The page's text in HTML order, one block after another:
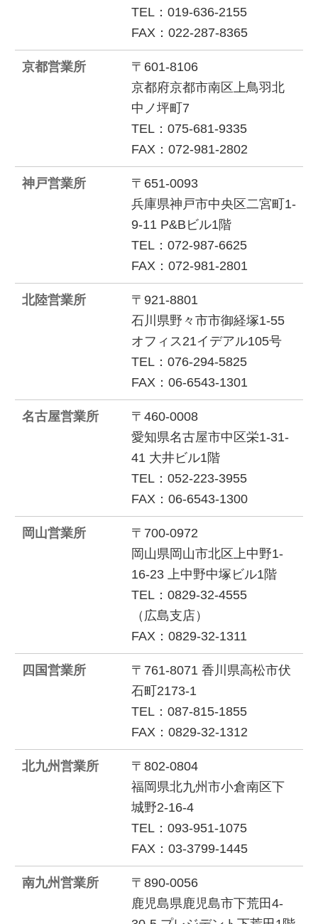
TEL：019-636-2155
FAX：022-287-8365
京都営業所
〒601-8106
京都府京都市南区上鳥羽北
中ノ坪町7
TEL：075-681-9335
FAX：072-981-2802
神戸営業所
〒651-0093
兵庫県神戸市中央区二宮町1-
9-11 P&Bビル1階
TEL：072-987-6625
FAX：072-981-2801
北陸営業所
〒921-8801
石川県野々市市御経塚1-55
オフィス21イデアル105号
TEL：076-294-5825
FAX：06-6543-1301
名古屋営業所
〒460-0008
愛知県名古屋市中区栄1-31-
41 大井ビル1階
TEL：052-223-3955
FAX：06-6543-1300
岡山営業所
〒700-0972
岡山県岡山市北区上中野1-
16-23 上中野中塚ビル1階
TEL：0829-32-4555
（広島支店）
FAX：0829-32-1311
四国営業所
〒761-8071 香川県高松市伏
石町2173-1
TEL：087-815-1855
FAX：0829-32-1312
北九州営業所
〒802-0804
福岡県北九州市小倉南区下
城野2-16-4
TEL：093-951-1075
FAX：03-3799-1445
南九州営業所
〒890-0056
鹿児島県鹿児島市下荒田4-